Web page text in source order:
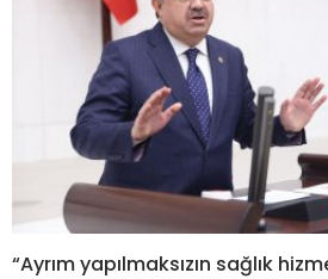
“Ayrım yapılmaksızın sağlık